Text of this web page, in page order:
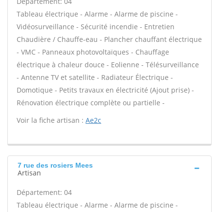
Tableau électrique - Alarme - Alarme de piscine -
Vidéosurveillance - Sécurité incendie - Entretien
Chaudière / Chauffe-eau - Plancher chauffant électrique
- VMC - Panneaux photovoltaïques - Chauffage
électrique à chaleur douce - Eolienne - Télésurveillance
- Antenne TV et satellite - Radiateur Électrique -
Domotique - Petits travaux en électricité (Ajout prise) -
Rénovation électrique complète ou partielle -
Voir la fiche artisan : Ae2c
7 rue des rosiers Mees
Artisan
Département: 04
Tableau électrique - Alarme - Alarme de piscine -